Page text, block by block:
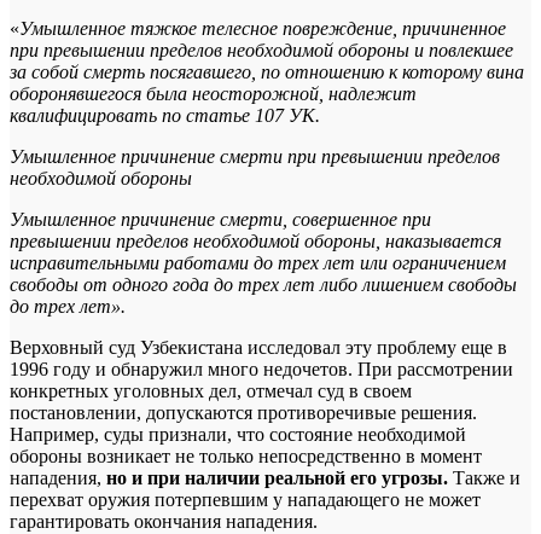
«Умышленное тяжкое телесное повреждение, причиненное
при превышении пределов необходимой обороны и повлекшее
за собой смерть посягавшего, по отношению к которому вина
оборонявшегося была неосторожной, надлежит
квалифицировать по статье 107 УК.
Умышленное причинение смерти при превышении пределов
необходимой обороны
Умышленное причинение смерти, совершенное при
превышении пределов необходимой обороны, наказывается
исправительными работами до трех лет или ограничением
свободы от одного года до трех лет либо лишением свободы
до трех лет».
Верховный суд Узбекистана исследовал эту проблему еще в
1996 году и обнаружил много недочетов. При рассмотрении
конкретных уголовных дел, отмечал суд в своем
постановлении, допускаются противоречивые решения.
Например, суды признали, что состояние необходимой
обороны возникает не только непосредственно в момент
нападения, но и при наличии реальной его угрозы. Также и
перехват оружия потерпевшим у нападающего не может
гарантировать окончания нападения.